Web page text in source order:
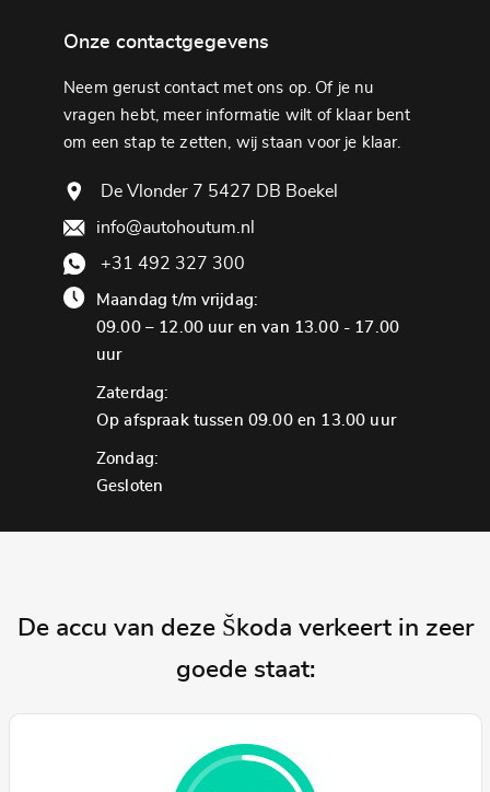
Onze contactgegevens
Neem gerust contact met ons op. Of je nu
vragen hebt, meer informatie wilt of klaar bent
om een ​​stap te zetten, wij staan ​​voor je klaar.
De Vlonder 7 5427 DB Boekel
info@autohoutum.nl
+31 492 327 300
Maandag t/m vrijdag:
09.00 – 12.00 uur en van 13.00 - 17.00
uur
Zaterdag:
Op afspraak tussen 09.00 en 13.00 uur
Zondag:
Gesloten
De accu van deze Škoda verkeert in zeer
goede staat: